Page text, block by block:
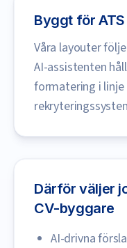
Byggt för
Våra layouter
AI-assistenten
formatering i linje
Därför väljer
CV-byggare
AI-drivna